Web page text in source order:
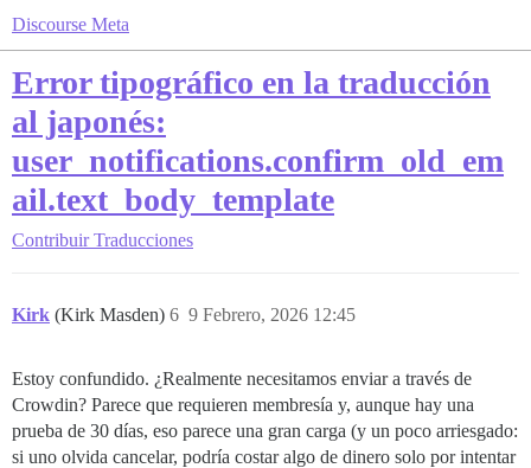
Discourse Meta
Error tipográfico en la traducción
al japonés:
user_notifications.confirm_old_em
ail.text_body_template
Contribuir Traducciones
Kirk (Kirk Masden) 9 Febrero, 2026 12:45
6
Estoy confundido. ¿Realmente necesitamos enviar a través de
Crowdin? Parece que requieren membresía y, aunque hay una
prueba de 30 días, eso parece una gran carga (y un poco arriesgado:
si uno olvida cancelar, podría costar algo de dinero solo por intentar